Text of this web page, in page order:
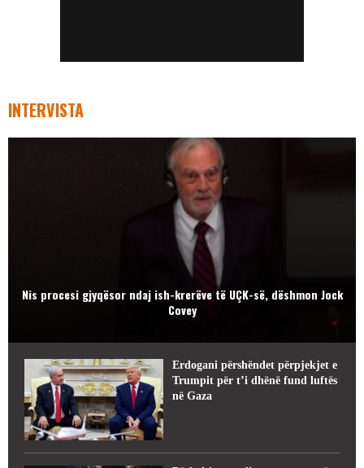
INTERVISTA
Nis procesi gjyqësor ndaj ish-krerëve të UÇK-së, dëshmon Jock
Covey
Erdogani përshëndet përpjekjet e
Trumpit për t’i dhënë fund luftës
në Gaza